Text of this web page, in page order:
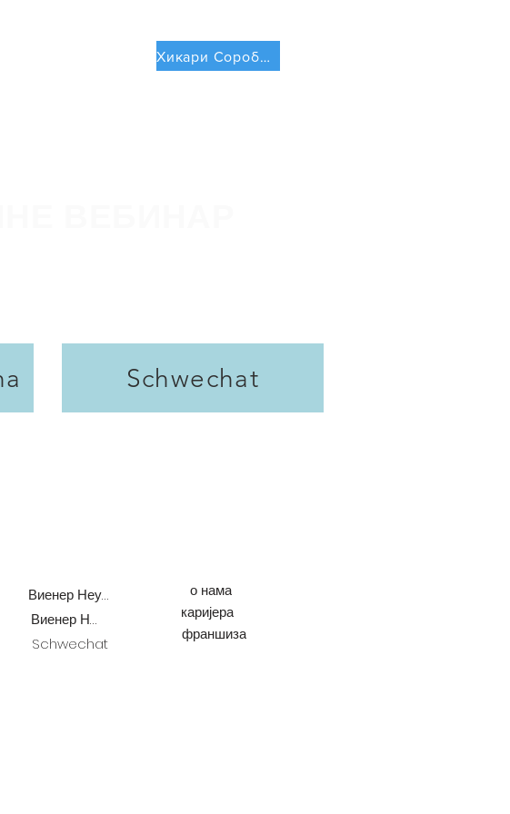
Хикари Соробан платформа
Schwechat
Виенер Неудорф
Виенер Неудорф
Schwechat
о нама
каријера
франшиза